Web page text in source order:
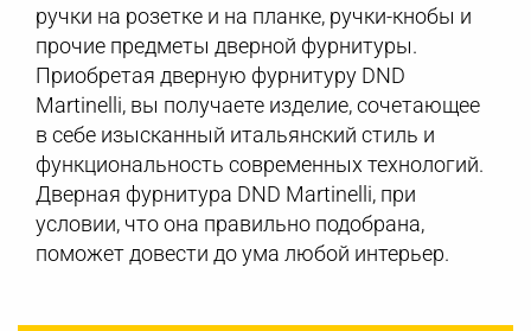
ручки на розетке и на планке, ручки-кнобы и
прочие предметы дверной фурнитуры.
Приобретая дверную фурнитуру DND
Martinelli, вы получаете изделие, сочетающее
в себе изысканный итальянский стиль и
функциональность современных технологий.
Дверная фурнитура DND Martinelli, при
условии, что она правильно подобрана,
поможет довести до ума любой интерьер.